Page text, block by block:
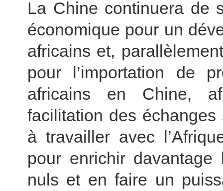
La Chine continuera de
économique pour un
africains et,
pour l’importation de
africains en Chine,
facilitation des
à travailler avec
pour enrichir
nuls et en faire un